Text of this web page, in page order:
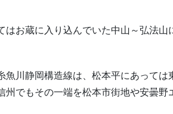
はお蔵に入り込んでいた中山～弘法山
魚川静岡構造線は、松本平にあっては
州でもその一端を松本市街地や安曇野